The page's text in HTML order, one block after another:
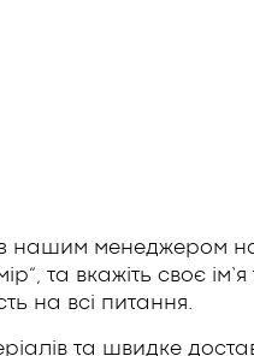
нашим менеджером
та вкажіть своє
на всі питання.
та швидке